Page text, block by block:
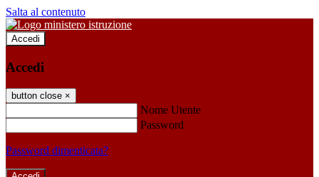
Salta al contenuto
Accedi
Accedi
button close ×
Nome Utente
Password
Password dimenticata?